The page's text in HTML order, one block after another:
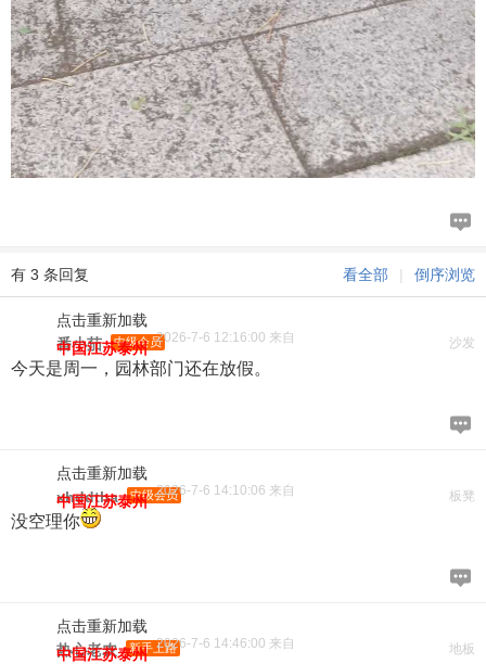
看全部 | 倒序浏览
有 3 条回复
点击重新加载
沙发
番小茄 中级会员2026-7-6 12:16:00 来自
中国江苏泰州
今天是周一，园林部门还在放假。
点击重新加载
板凳
xhddtha 中级会员2026-7-6 14:10:06 来自
中国江苏泰州
没空理你
点击重新加载
地板
热心老农 新手上路2026-7-6 14:46:00 来自
中国江苏泰州